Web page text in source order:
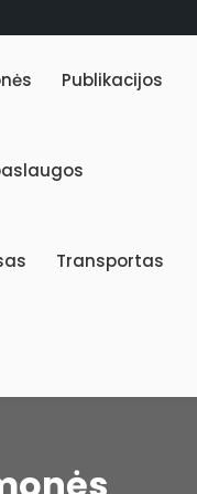
Publikacijos
Transportas